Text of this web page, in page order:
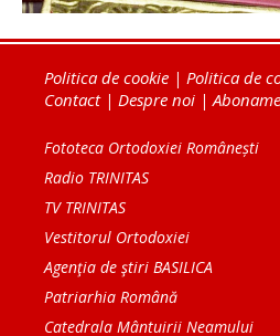
Politica de cookie | Politica de
Contact| Despre noi |
Fototeca Ortodoxiei Românești
Radio TRINITAS
TV TRINITAS
Vestitorul Ortodoxiei
Agenţia de ştiri BASILICA
Patriarhia Română
Catedrala Mântuirii Neamului